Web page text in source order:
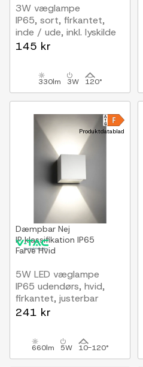
3W væglampe
IP65, sort, firkantet,
inde / ude, inkl. lyskilde
145 kr
330lm 3W 120°
Produktdatablad
Dæmpbar Nej
IP klassifikation IP65
FarveHvid
5W LED væglampe
IP65 udendørs, hvid,
firkantet, justerbar
spredning, inkl. lyskilde
241 kr
660lm 5W 10-120°